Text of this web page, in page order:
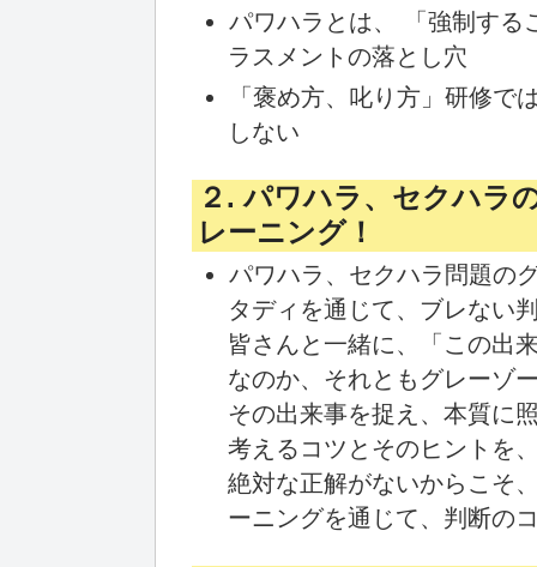
パワハラとは、 「強制する
ラスメントの落とし穴
「褒め方、叱り方」研修で
しない
２. パワハラ、セクハラ
レーニング！
パワハラ、セクハラ問題の
タディを通じて、ブレない
皆さんと一緒に、「この出
なのか、それともグレーゾ
その出来事を捉え、本質に
考えるコツとそのヒントを
絶対な正解がないからこそ
ーニングを通じて、判断の